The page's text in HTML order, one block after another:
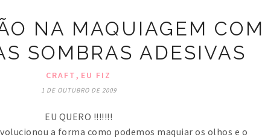
NA MAQUIAGEM COM
SOMBRAS ADESIVAS
CRAFT, EU FIZ
1 DE OUTUBRO DE 2009
EU QUERO !!!!!!!
a forma como podemos maquiar os olhos e o